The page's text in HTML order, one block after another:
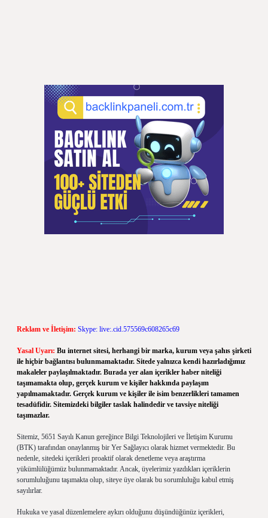
Reklam ve İletişim: Skype: live:.cid.575569c608265c69
Yasal Uyarı: Bu internet sitesi, herhangi bir marka, kurum veya şahıs şirketi
ile hiçbir bağlantısı bulunmamaktadır. Sitede yalnızca kendi hazırladığımız
makaleler paylaşılmaktadır. Burada yer alan içerikler haber niteliği
taşımamakta olup, gerçek kurum ve kişiler hakkında paylaşım
yapılmamaktadır. Gerçek kurum ve kişiler ile isim benzerlikleri tamamen
tesadüfidir. Sitemizdeki bilgiler taslak halindedir ve tavsiye niteliği
taşımazlar.
Sitemiz, 5651 Sayılı Kanun gereğince Bilgi Teknolojileri ve İletişim Kurumu
(BTK) tarafından onaylanmış bir Yer Sağlayıcı olarak hizmet vermektedir. Bu
nedenle, sitedeki içerikleri proaktif olarak denetleme veya araştırma
yükümlülüğümüz bulunmamaktadır. Ancak, üyelerimiz yazdıkları içeriklerin
sorumluluğunu taşımakta olup, siteye üye olarak bu sorumluluğu kabul etmiş
sayılırlar.
Hukuka ve yasal düzenlemelere aykırı olduğunu düşündüğünüz içerikleri,